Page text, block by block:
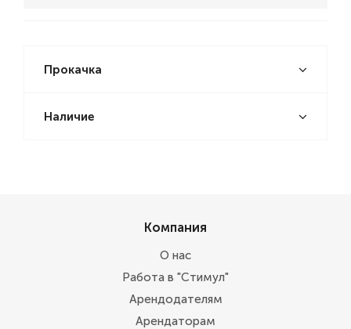
Прокачка
Наличие
Компания
О нас
Работа в "Стимул"
Арендодателям
Арендаторам